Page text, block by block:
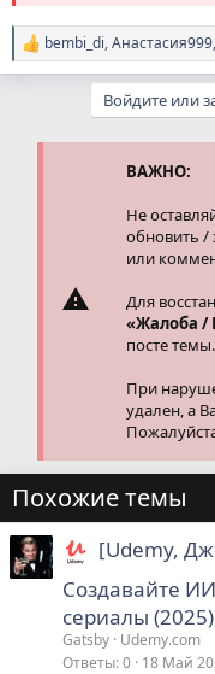
Р
е
bembi_di,Анастасия999,
Войдите или
ВАЖНО:
Не
обновить /
или
Для
«Жалоба /
посте темы.
При
удален, а
Похожие темы
[Udemy,
Создавайте
сериалы (2025)
Gatsby Udemy.com
Ответы 0 18 Май